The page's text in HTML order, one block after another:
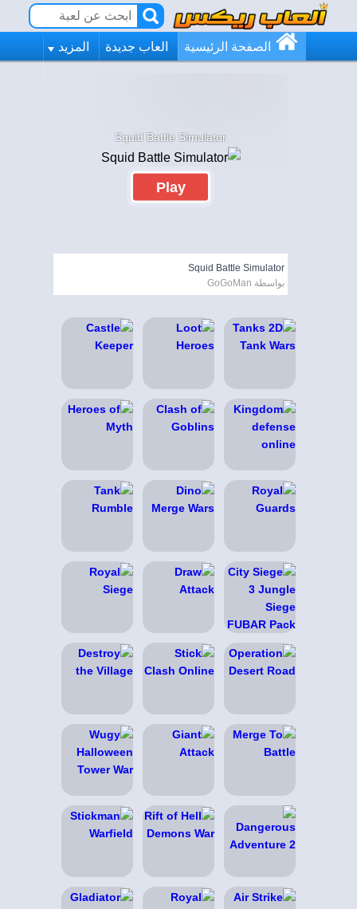
الصفحة الرئيسية العاب جديدة المزيد
Squid Battle Simulator
Play
Squid Battle Simulator
بواسطة GoGoMan